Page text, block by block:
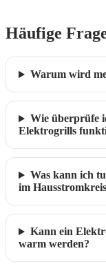
Häufige
Warum wird
Wie überprüfe
Elektrogrills
Was kann ich
im
Kann ein
warm werden?